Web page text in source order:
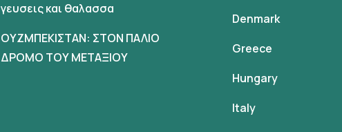
γευσεις και θαλασσα
ΟΥΖΜΠΕΚΙΣΤΑΝ: ΣΤΟΝ ΠΑΛΙΟ
ΔΡΟΜΟ ΤΟΥ ΜΕΤΑΞΙΟΥ
Denmark
Greece
Hungary
Italy